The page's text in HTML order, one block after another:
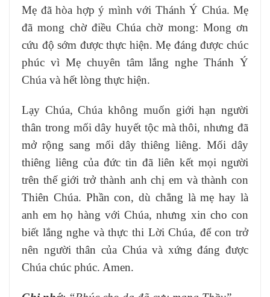
Mẹ đã hòa hợp ý mình với Thánh Ý Chúa. Mẹ
đã mong chờ điều Chúa chờ mong: Mong ơn
cứu độ sớm được thực hiện. Mẹ đáng được chúc
phúc vì Mẹ chuyên tâm lắng nghe Thánh Ý
Chúa và hết lòng thực hiện.
Lạy Chúa, Chúa không muốn giới hạn người
thân trong mối dây huyết tộc mà thôi, nhưng đã
mở rộng sang mối dây thiêng liêng. Mối dây
thiêng liêng của đức tin đã liên kết mọi người
trên thế giới trở thành anh chị em và thành con
Thiên Chúa. Phần con, dù chẳng là mẹ hay là
anh em họ hàng với Chúa, nhưng xin cho con
biết lắng nghe và thực thi Lời Chúa, để con trở
nên người thân của Chúa và xứng đáng được
Chúa chúc phúc. Amen.